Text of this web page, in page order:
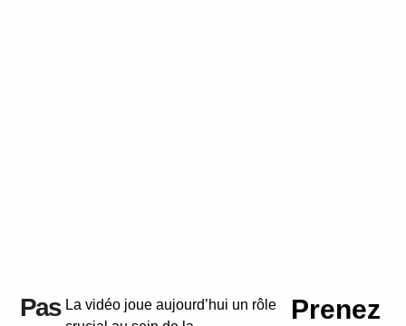
Pas La vidéo joue aujourd’hui un rôle
Prenez